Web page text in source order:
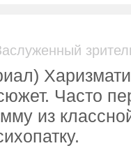
Часто
из